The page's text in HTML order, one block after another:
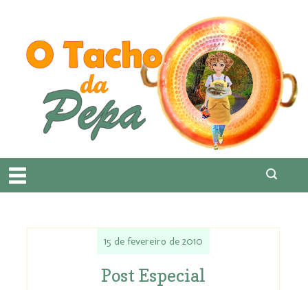
15 de fevereiro de 2010
Post Especial